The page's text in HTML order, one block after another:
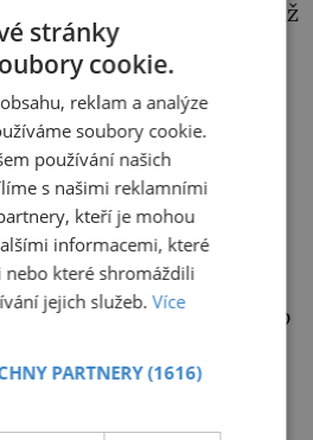
Co ale manželé už
postel.
stěhuje do jiného
další z podmínek
doby věnuje vlastní
ochotna zříkat se vlastního
zaměstnání a
stránky
cookie.
reklam a analýze
soubory cookie.
používání našich
s našimi reklamními
kteří je mohou
informacemi, které
které shromáždili
jejich služeb.Více
PARTNERY(1616)